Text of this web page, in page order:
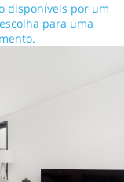
disponíveis por um
para uma